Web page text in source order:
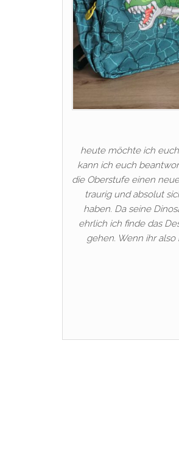
heute möchte ich
kann ich euch
die Oberstufe einen
traurig und absolut
haben. Da seine
ehrlich ich finde das
gehen. Wenn ihr